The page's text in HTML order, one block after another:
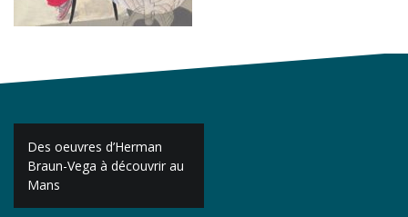
Navigation
de
l’article
Des oeuvres d’Herman
Braun-Vega à découvrir au
Mans